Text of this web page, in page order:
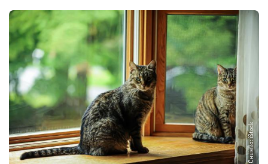
Снимка: iStock